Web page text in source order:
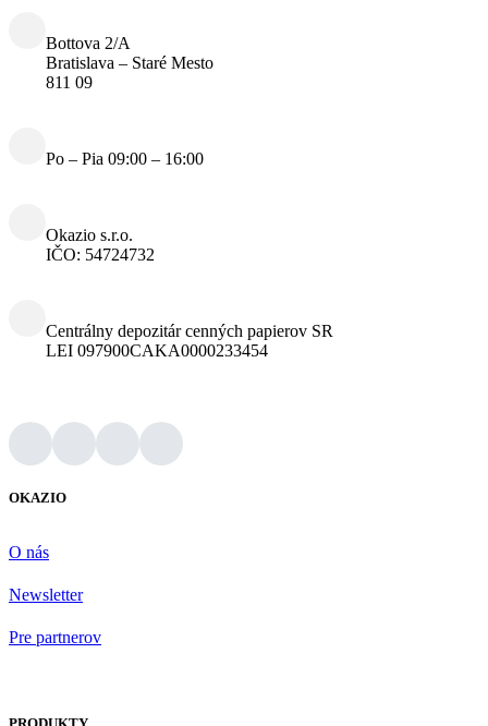
Bottova 2/A
Bratislava – Staré Mesto
811 09
Po – Pia 09:00 – 16:00
Okazio s.r.o.
IČO: 54724732
Centrálny depozitár cenných papierov SR
LEI 097900CAKA0000233454
OKAZIO
O nás
Newsletter
Pre partnerov